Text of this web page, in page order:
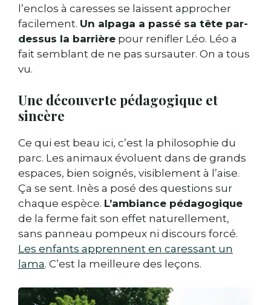
l’enclos à caresses se laissent approcher
facilement. Un alpaga a passé sa tête par-
dessus la barrière pour renifler Léo. Léo a
fait semblant de ne pas sursauter. On a tous
vu.
Une découverte pédagogique et
sincère
Ce qui est beau ici, c’est la philosophie du
parc. Les animaux évoluent dans de grands
espaces, bien soignés, visiblement à l’aise.
Ça se sent. Inès a posé des questions sur
chaque espèce. L’ambiance pédagogique
de la ferme fait son effet naturellement,
sans panneau pompeux ni discours forcé.
Les enfants apprennent en caressant un
lama. C’est la meilleure des leçons.